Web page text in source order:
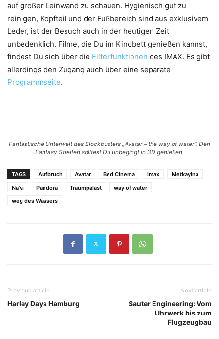
auf großer Leinwand zu schauen. Hygienisch gut zu
reinigen, Kopfteil und der Fußbereich sind aus exklusivem
Leder, ist der Besuch auch in der heutigen Zeit
unbedenklich. Filme, die Du im Kinobett genießen kannst,
findest Du sich über die Filterfunktionen des IMAX. Es gibt
allerdings den Zugang auch über eine separate
Programmseite.
Fantastische Unterwelt des Blockbusters „Avatar – the way of water“. Den
Fantasy Streifen solltest Du unbegingt in 3D genießen.
TAGS Aufbruch Avatar Bed Cinema imax
Metkayina
Na'vi
Pandora Traumpalast
way of water
weg des Wassers
Previous article
Harley Days Hamburg
Next article
Sauter Engineering: Vom
Uhrwerk bis zum
Flugzeugbau